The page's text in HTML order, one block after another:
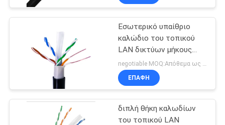
Εσωτερικό υπαίθριο
καλώδιο του τοπικού
LAN δικτύων μήκους
Cat6 305M
ΕΠΑΦΉ
διπλή θήκη καλωδίων
του τοπικού LAN